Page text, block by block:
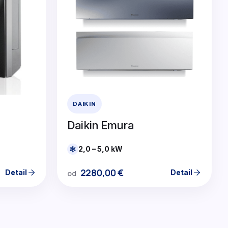
Detail
DAIKIN
Daikin Emura
2,0 – 5,0 kW
od 2280,00€ Detail